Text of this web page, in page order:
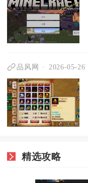
品风网 2026-05-26
精选攻略